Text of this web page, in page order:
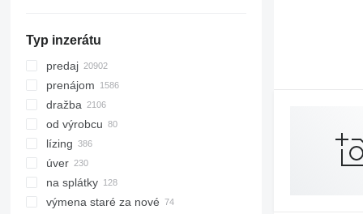
Typ inzerátu
predaj
prenájom
dražba
od výrobcu
lízing
úver
na splátky
výmena staré za nové